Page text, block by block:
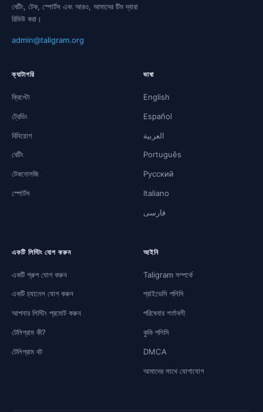
বেটিং, টেক, স্পোর্টস এবং আরও, আমাদের টিম দ্বারা
রিভিউ করা।
admin@taligram.org
ক্যাটাগরি
ক্রিপ্টো
ট্রেডিং
বিনিয়োগ
বেটিং
টেকনোলজি
স্পোর্টস
ভাষা
English
Español
العربية
Português
Русский
Italiano
فارسی
একটি লিস্টিং যোগ করুন
একটি গ্রুপ যোগ করুন
একটি চ্যানেল যোগ করুন
আপনার লিস্টিং প্রমোট করুন
টেলিগ্রাম কী?
টেলিগ্রাম বট
আইনি
Taligram সম্পর্কে
প্রাইভেসি পলিসি
পরিষেবার শর্তাবলী
কুকি পলিসি
DMCA
আমাদের সাথে যোগাযোগ